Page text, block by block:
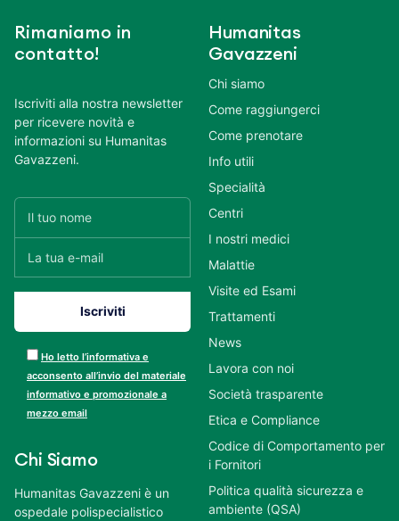
Rimaniamo in
contatto!
Iscriviti alla nostra newsletter
per ricevere novità e
informazioni su Humanitas
Gavazzeni.
Ho letto l’informativa e
acconsento all’invio del materiale
informativo e promozionale a
mezzo email
Chi Siamo
Humanitas Gavazzeni è un
ospedale polispecialistico
Humanitas
Gavazzeni
Chi siamo
Come raggiungerci
Come prenotare
Info utili
Specialità
Centri
I nostri medici
Malattie
Visite ed Esami
Trattamenti
News
Lavora con noi
Società trasparente
Etica e Compliance
Codice di Comportamento per
i Fornitori
Politica qualità sicurezza e
ambiente (QSA)